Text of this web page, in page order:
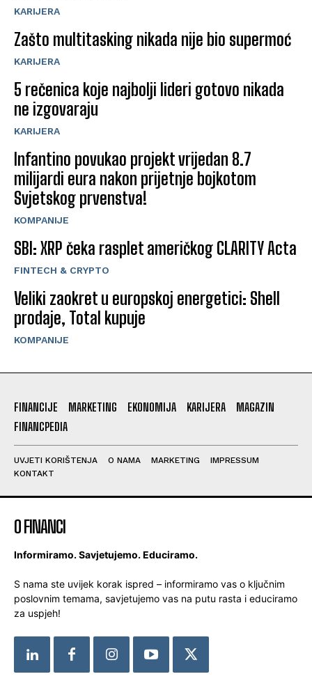
KARIJERA
Zašto multitasking nikada nije bio supermoć
KARIJERA
5 rečenica koje najbolji lideri gotovo nikada
ne izgovaraju
KARIJERA
Infantino povukao projekt vrijedan 8.7
milijardi eura nakon prijetnje bojkotom
Svjetskog prvenstva!
KOMPANIJE
SBI: XRP čeka rasplet američkog CLARITY Acta
FINTECH & CRYPTO
Veliki zaokret u europskoj energetici: Shell
prodaje, Total kupuje
KOMPANIJE
FINANCIJE MARKETING EKONOMIJA KARIJERA
MAGAZIN
FINANCPEDIA
UVJETI KORIŠTENJA O NAMA MARKETING
IMPRESSUM
KONTAKT
O FINANCI
Informiramo. Savjetujemo. Educiramo.
S nama ste uvijek korak ispred – informiramo vas o ključnim
poslovnim temama, savjetujemo vas na putu rasta i educiramo
za uspjeh!